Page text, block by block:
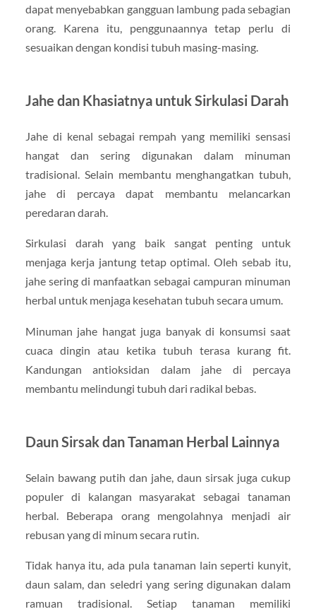
dapat menyebabkan gangguan lambung pada sebagian
orang. Karena itu, penggunaannya tetap perlu di
sesuaikan dengan kondisi tubuh masing-masing.
Jahe dan Khasiatnya untuk Sirkulasi Darah
Jahe di kenal sebagai rempah yang memiliki sensasi
hangat dan sering digunakan dalam minuman
tradisional. Selain membantu menghangatkan tubuh,
jahe di percaya dapat membantu melancarkan
peredaran darah.
Sirkulasi darah yang baik sangat penting untuk
menjaga kerja jantung tetap optimal. Oleh sebab itu,
jahe sering di manfaatkan sebagai campuran minuman
herbal untuk menjaga kesehatan tubuh secara umum.
Minuman jahe hangat juga banyak di konsumsi saat
cuaca dingin atau ketika tubuh terasa kurang fit.
Kandungan antioksidan dalam jahe di percaya
membantu melindungi tubuh dari radikal bebas.
Daun Sirsak dan Tanaman Herbal Lainnya
Selain bawang putih dan jahe, daun sirsak juga cukup
populer di kalangan masyarakat sebagai tanaman
herbal. Beberapa orang mengolahnya menjadi air
rebusan yang di minum secara rutin.
Tidak hanya itu, ada pula tanaman lain seperti kunyit,
daun salam, dan seledri yang sering digunakan dalam
ramuan tradisional. Setiap tanaman memiliki